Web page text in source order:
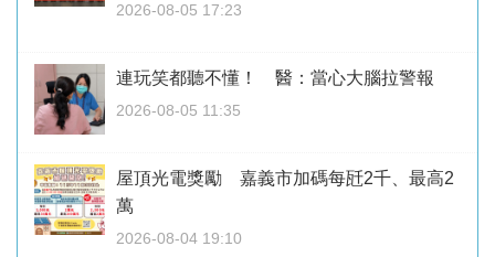
2026-08-05 17:23
連玩笑都聽不懂！ 醫：當心大腦拉警報
2026-08-05 11:35
屋頂光電獎勵 嘉義市加碼每瓩2千、最高2
萬
2026-08-04 19:10